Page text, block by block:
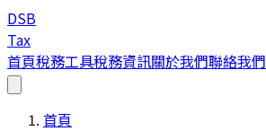
DSB
Tax
首頁稅務工具稅務資訊關於我們聯絡我們
首頁